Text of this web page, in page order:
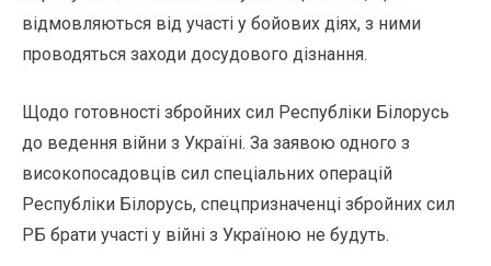
відмовляються від участі у бойових діях, з ними
проводяться заходи досудового дізнання.
Щодо готовності збройних сил Республіки Білорусь
до ведення війни з Україні. За заявою одного з
високопосадовців сил спеціальних операцій
Республіки Білорусь, спецпризначенці збройних сил
РБ брати участі у війні з Україною не будуть.